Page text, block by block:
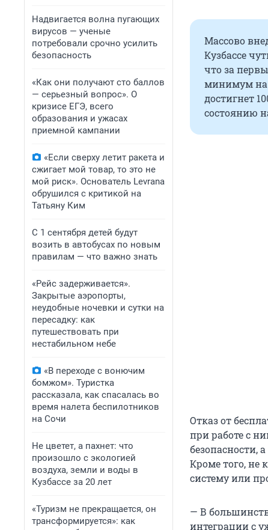
Надвигается волна пугающих
вирусов — ученые
потребовали срочно усилить
безопасность
«Как они получают сто баллов
— серьезный вопрос». О
кризисе ЕГЭ, всего
образования и ужасах
приемной кампании
«Если сверху летит ракета и
сжигает мой товар, то это не
мой риск». Основатель Levrana
обрушился с критикой на
Татьяну Ким
С 1 сентября детей будут
возить в автобусах по новым
правилам — что важно знать
«Рейс задерживается».
Закрытые аэропорты,
неудобные ночевки и сутки на
пересадку: как
путешествовать при
нестабильном небе
«В переходе с вонючим
бомжом». Туристка
рассказала, как спасалась во
время налета беспилотников
на Сочи
Не цветет, а пахнет: что
произошло с экологией
воздуха, земли и воды в
Кузбассе за 20 лет
«Туризм не прекращается, он
трансформируется»: как
Массово
Кузбассе
что за
минимум на
достигнет
состоянию
Отказ от
при работе с
безопасности,
Кроме того, не
систему или
— В
интеграции с